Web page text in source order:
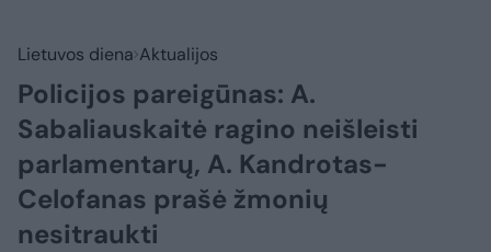
Lietuvos diena Aktualijos
Policijos pareigūnas: A.
Sabaliauskaitė ragino neišleisti
parlamentarų, A. Kandrotas-
Celofanas prašė žmonių
nesitraukti